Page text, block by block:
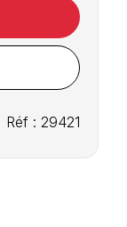
Réf : 29421